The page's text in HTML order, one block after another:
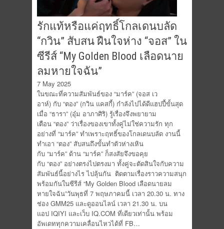
รักแท้หรือแค่ฤทธิ์โกลเดนบลัด
“กวิน” สับสน ฝืนใจห่าง “จอส” ใน
ซีรีส์ “My Golden Blood เลือดนาย
ลมหายใจฉัน”
7 May 2025
ในขณะที่ความสัมพันธ์ของ “มาร์ค” (จอส เว
อาห์) กับ “ตอง” (กวิน แคสกี้) กำลังไปได้ดีแฮปปี้ขั้นสุด
เมื่อ “ธารา” (อุ๋ม อาภาศิริ) รู้เรื่องจึงพยายาม
เตือน “ตอง” ว่าเรื่องของเขาทั้งคู่ไม่ใช่ความรัก ทุก
อย่างที่ “มาร์ค” ทำเพราะฤทธิ์ของโกลเดนบลัด งานนี้
ทำเอา “ตอง” สับสนถึงขั้นทำตัวห่างเหิน
กับ “มาร์ค” ด้าน “มาร์ค” ก็สงสัยจึงขอคุย
กับ “ตอง” อย่างตรงไปตรงมา ทั้งคู่จะตัดสินใจกับความ
สัมพันธ์นี้อย่างไร ไปลุ้นกัน ติดตามเรื่องราวความสนุก
พร้อมกันในซีรีส์ “My Golden Blood เลือดนายลม
หายใจฉัน”วันพุธที่ 7 พฤษภาคมนี้ เวลา 20.30 น. ทาง
ช่อง GMM25 และดูออนไลน์ เวลา 21.30 น. บน
แอป IQIYI และเว็บ IQ.COM ที่เดียวเท่านั้น พร้อม
อัพเดททุกความเคลื่อนไหวได้ที่ FB…